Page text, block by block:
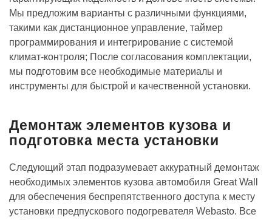
Мы предложим варианты с различными функциями,
такими как дистанционное управление, таймер
программирования и интегрирование с системой
климат-контроля; После согласования комплектации,
мы подготовим все необходимые материалы и
инструменты для быстрой и качественной установки.
Демонтаж элементов кузова и
подготовка места установки
Следующий этап подразумевает аккуратный демонтаж
необходимых элементов кузова автомобиля Great Wall
для обеспечения беспрепятственного доступа к месту
установки предпускового подогревателя Webasto. Все